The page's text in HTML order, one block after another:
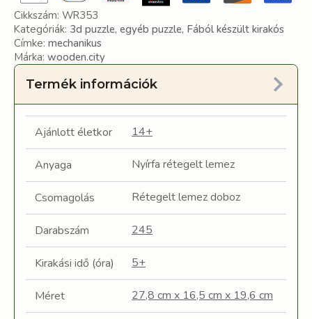
Cikkszám: WR353
Kategóriák: 3d puzzle, egyéb puzzle, Fából készült kirakós
Címke: mechanikus
Márka: wooden.city
Termék információk
Ajánlott életkor 14+
Anyaga Nyírfa rétegelt lemez
Csomagolás Rétegelt lemez doboz
Darabszám 245
Kirakási idő (óra) 5+
Méret 27,8 cm x 16,5 cm x 19,6 cm